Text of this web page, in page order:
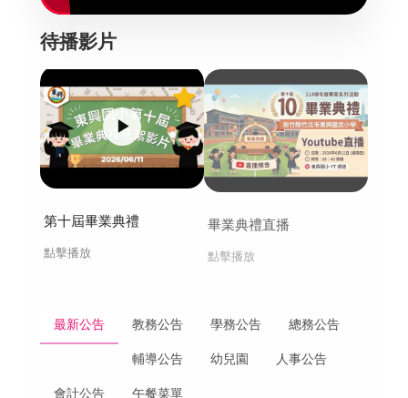
待播影片
第十屆畢業典禮
點擊播放
畢業典禮直播
點擊播放
最新公告 教務公告 學務公告 總務公告
輔導公告 幼兒園 人事公告
會計公告 午餐菜單